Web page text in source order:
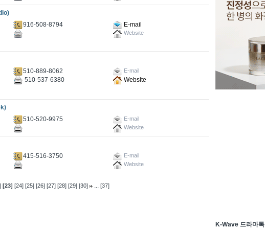
916-508-8794 E-mail
Website
510-889-8062 E-mail
510-537-6380
Website
510-520-9975
E-mail
Website
415-516-3750
E-mail
Website
[23] [24] [25] [26] [27] [28] [29] [30] ... [37]
K-Wave 드라마톡